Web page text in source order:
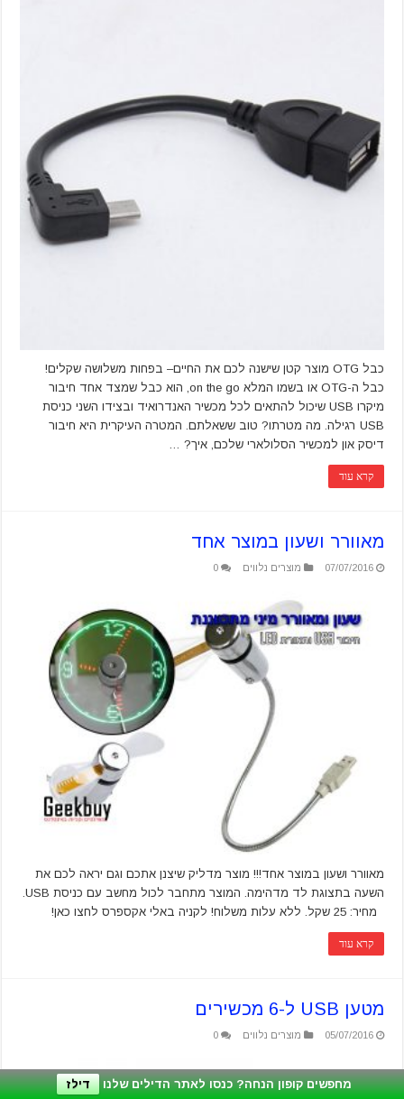
כבל OTG מוצר קטן שישנה לכם את החיים– בפחות משלושה שקלים!
כבל ה-OTG או בשמו המלא on the go, הוא כבל שמצד אחד חיבור
מיקרו USB שיכול להתאים לכל מכשיר האנדרואיד ובצידו השני כניסת
USB רגילה. מה מטרתו? טוב ששאלתם. המטרה העיקרית היא חיבור
דיסק און למכשיר הסלולארי שלכם, איך? …
קרא עוד
מאוורר ושעון במוצר אחד
07/07/2016 מוצרים נלווים 0
מאוורר ושעון במוצר אחד!!! מוצר מדליק שיצנן אתכם וגם יראה לכם את
מחיר: 25 שקל. ללא עלות משלוח! לקניה באלי אקספרס לחצו כאן!
קרא עוד
מטען USB ל-6 מכשירים
05/07/2016 מוצרים נלווים 0
מחפשים קופון הנחה? כנסו לאתר הדילים שלנו דילז